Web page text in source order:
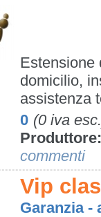
Estensione
domicilio,
assistenza
0 (0 iva
Produttore:
commenti
Vip
Garanzia -